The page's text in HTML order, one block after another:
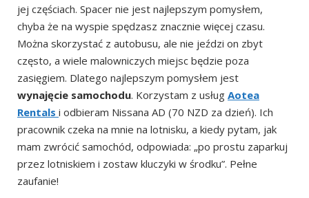
jej częściach. Spacer nie jest najlepszym pomysłem,
chyba że na wyspie spędzasz znacznie więcej czasu.
Można skorzystać z autobusu, ale nie jeździ on zbyt
często, a wiele malowniczych miejsc będzie poza
zasięgiem. Dlatego najlepszym pomysłem jest
wynajęcie samochodu. Korzystam z usług Aotea
Rentals i odbieram Nissana AD (70 NZD za dzień). Ich
pracownik czeka na mnie na lotnisku, a kiedy pytam, jak
mam zwrócić samochód, odpowiada: „po prostu zaparkuj
przez lotniskiem i zostaw kluczyki w środku”. Pełne
zaufanie!